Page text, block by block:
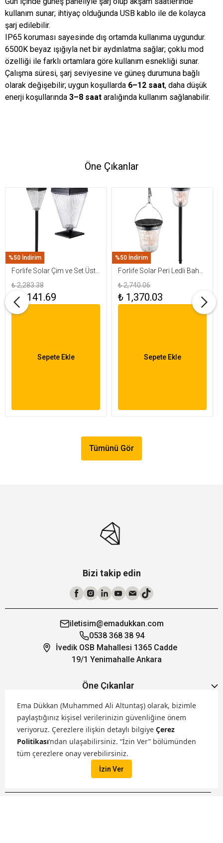
Ema Dükkan (Muhammed Ali Altuntaş) olarak, bizimle
paylaştığınız kişisel verilerinizin güvenliğine önem
veriyoruz. Çerezlere ilişkin detaylı bilgiye Çerez
Politikası’ndan ulaşabilirsiniz. “İzin Ver” bölümünden
tüm çerezlere onay verebilirsiniz.
İzin Ver
kullanım sunar; ihtiyaç olduğunda USB kablo ile de kolayca
şarj edilebilir.
IP65 koruması sayesinde dış ortamda kullanıma uygundur.
6500K beyaz ışığıyla net bir aydınlatma sağlar; çoklu mod
özelliği ile farklı ortamlara göre kullanım esnekliği sunar.
Çalışma süresi, şarj seviyesine ve güneş durumuna bağlı
olarak değişebilir; uygun koşullarda 6–12 saat, daha düşük
enerji koşullarında 3–8 saat aralığında kullanım sağlanabilir.
Öne Çıkanlar
%50 İndirim
Forlife Solar Çim ve Set Üstü
Armatür 15W FL-3283
₺ 2,283.38
₺ 1,141.69
Sepete Ekle
%50 İndirim
Forlife Solar Peri Ledli Bahçe
Aydınlatma Armatürü FL-
3284
₺ 2,740.06
₺ 1,370.03
Sepete Ekle
Tümünü Gör
Bizi takip edin
iletisim@emadukkan.com
0538 368 38 94
İvedik OSB Mahallesi 1365 Cadde
19/1 Yenimahalle Ankara
Öne Çıkanlar
Hakkımızda
Markalarımız
Satış Kanallarımız